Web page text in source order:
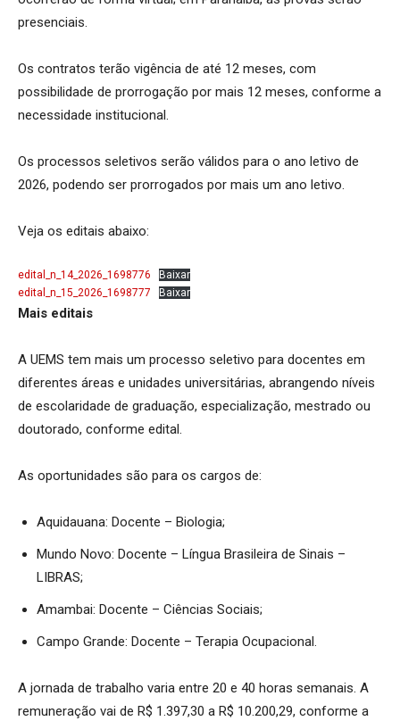
presenciais.
Os contratos terão vigência de até 12 meses, com
possibilidade de prorrogação por mais 12 meses, conforme a
necessidade institucional.
Os processos seletivos serão válidos para o ano letivo de
2026, podendo ser prorrogados por mais um ano letivo.
Veja os editais abaixo:
edital_n_14_2026_1698776
Baixar
edital_n_15_2026_1698777
Baixar
Mais editais
A UEMS tem mais um processo seletivo para docentes em
diferentes áreas e unidades universitárias, abrangendo níveis
de escolaridade de graduação, especialização, mestrado ou
doutorado, conforme edital.
As oportunidades são para os cargos de:
Aquidauana: Docente – Biologia;
Mundo Novo: Docente – Língua Brasileira de Sinais –
LIBRAS;
Amambai: Docente – Ciências Sociais;
Campo Grande: Docente – Terapia Ocupacional.
A jornada de trabalho varia entre 20 e 40 horas semanais. A
remuneração vai de R$ 1.397,30 a R$ 10.200,29, conforme a